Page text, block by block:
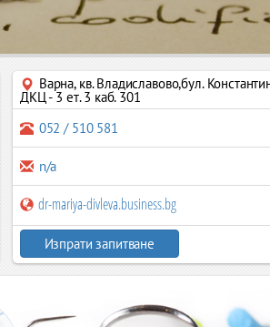
Варна, кв. Владиславово,бул.
ДКЦ - 3 ет. 3 каб. 301
052 / 510 581
n/a
dr-mariya-divleva.business.bg
Изпрати запитване